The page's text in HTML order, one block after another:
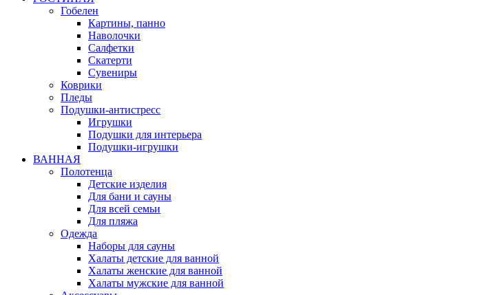
Гобелен
Картины, панно
Наволочки
Салфетки
Скатерти
Сувениры
Коврики
Пледы
Подушки-антистресс
Игрушки
Подушки для интерьера
Подушки-игрушки
ВАННАЯ
Полотенца
Детские изделия
Для бани и сауны
Для всей семьи
Для пляжа
Одежда
Наборы для сауны
Халаты детские для ванной
Халаты женские для ванной
Халаты мужские для ванной